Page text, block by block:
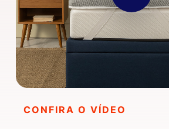
CONFIRA O VÍDEO